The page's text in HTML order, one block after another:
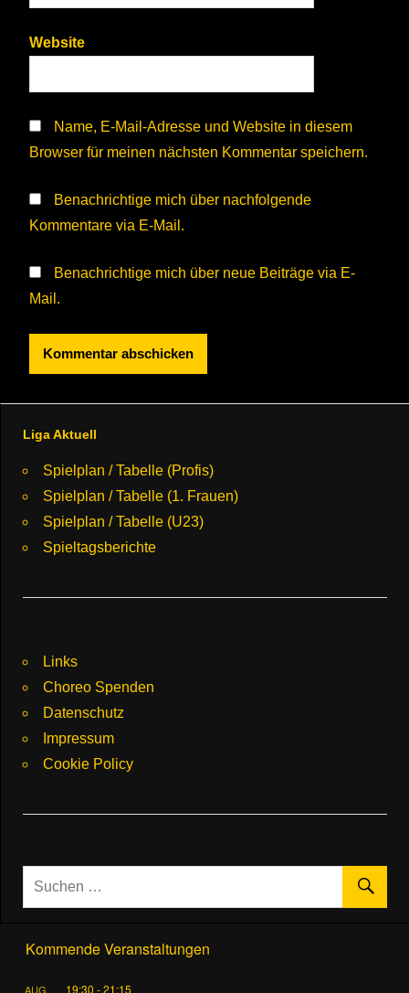
Website
Name, E-Mail-Adresse und Website in diesem
Browser für meinen nächsten Kommentar speichern.
Benachrichtige mich über nachfolgende
Kommentare via E-Mail.
Benachrichtige mich über neue Beiträge via E-
Mail.
Liga Aktuell
Spielplan / Tabelle (Profis)
Spielplan / Tabelle (1. Frauen)
Spielplan / Tabelle (U23)
Spieltagsberichte
Links
Choreo Spenden
Datenschutz
Impressum
Cookie Policy
Kommende Veranstaltungen
AUG. 19:30 -21:15